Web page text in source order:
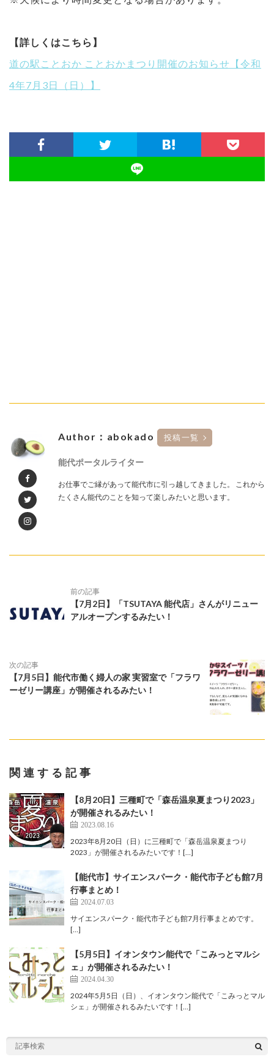
【詳しくはこちら】
道の駅ことおか ことおかまつり開催のお知らせ【令和
4年7月3日（日）】
Author：abokado 投稿一覧
能代ポータルライター
お仕事でご縁があって能代市に引っ越してきました。 これから
たくさん能代のことを知って楽しみたいと思います。
前の記事
【7月2日】「TSUTAYA 能代店」さんがリニュー
アルオープンするみたい！
次の記事
【7月5日】能代市働く婦人の家 実習室で「フラワ
ーゼリー講座」が開催されるみたい！
関連する記事
【8月20日】三種町で「森岳温泉夏まつり2023」
が開催されるみたい！
2023.08.16
2023年8月20日（日）に三種町で「森岳温泉夏まつり
2023」が開催されるみたいです！[…]
【能代市】サイエンスパーク・能代市子ども館7月
行事まとめ！
2024.07.03
サイエンスパーク・能代市子ども館7月行事まとめです。
[…]
【5月5日】イオンタウン能代で「こみっとマルシ
ェ」が開催されるみたい！
2024.04.30
2024年5月5日（日）、イオンタウン能代で「こみっとマル
シェ」が開催されるみたいです！[…]